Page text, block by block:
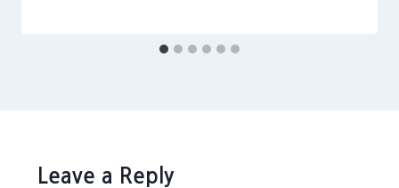
Leave a Reply